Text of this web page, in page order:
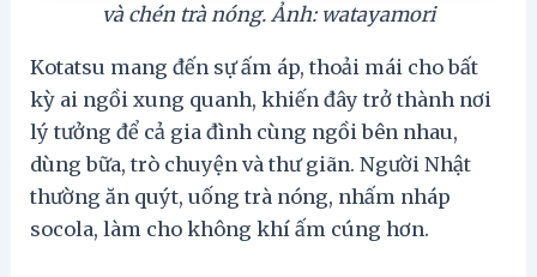
và chén trà nóng. Ảnh: watayamori
Kotatsu mang đến sự ấm áp, thoải mái cho bất
kỳ ai ngồi xung quanh, khiến đây trở thành nơi
lý tưởng để cả gia đình cùng ngồi bên nhau,
dùng bữa, trò chuyện và thư giãn. Người Nhật
thường ăn quýt, uống trà nóng, nhấm nháp
socola, làm cho không khí ấm cúng hơn.